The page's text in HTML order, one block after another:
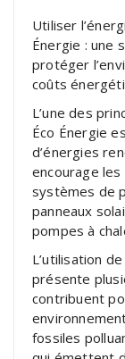
Utiliser
Énergie : une
protéger
coûts
L’une des
Éco Énergie
d’énergies
encourage
systèmes de
panneaux
pompes à
L’utilisation
présente
contribuent
fossiles